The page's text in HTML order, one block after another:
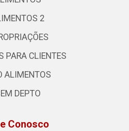
2
PARA CLIENTES
ALIMENTOS
DEPTO
Conosco